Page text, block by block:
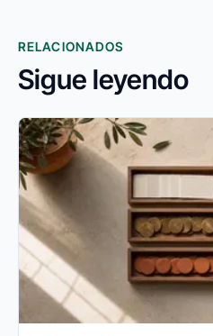
RELACIONADOS
Sigue leyendo